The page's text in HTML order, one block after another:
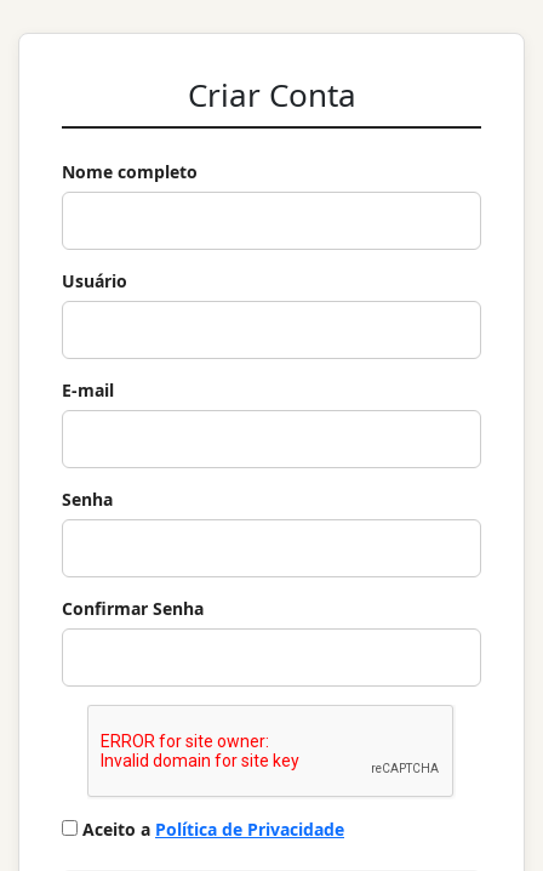
Criar Conta
Nome completo
Usuário
E-mail
Senha
Confirmar Senha
Aceito a Política de Privacidade